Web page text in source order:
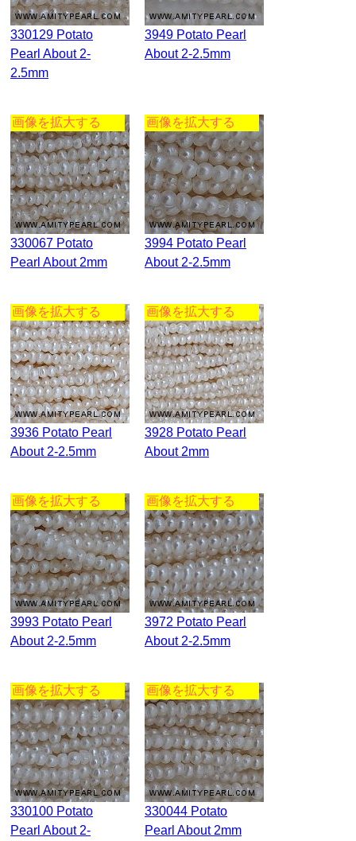
330129 Potato
Pearl About 2-
2.5mm
3949 Potato Pearl
About 2-2.5mm
画像を拡大する
330067 Potato
Pearl About 2mm
画像を拡大する
3994 Potato Pearl
About 2-2.5mm
画像を拡大する
3936 Potato Pearl
About 2-2.5mm
画像を拡大する
3928 Potato Pearl
About 2mm
画像を拡大する
3993 Potato Pearl
About 2-2.5mm
画像を拡大する
3972 Potato Pearl
About 2-2.5mm
画像を拡大する
330100 Potato
Pearl About 2-
画像を拡大する
330044 Potato
Pearl About 2mm